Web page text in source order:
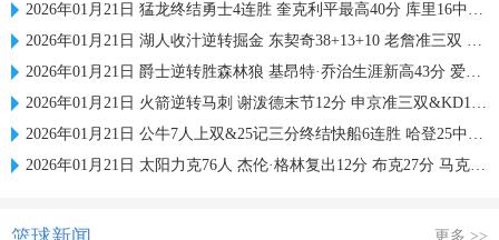
2026年01月21日 猛龙终结勇士4连胜 奎克利平最高40分 库里16中6 库明加20分
2026年01月21日 湖人收汁逆转掘金 东契奇38+13+10 老詹准三双 穆雷下半场2分
2026年01月21日 爵士逆转胜森林狼 基昂特·乔治生涯新高43分 爱德华兹38+8
2026年01月21日 火箭逆转马刺 谢泼德末节12分 申京准三双&KD18+7 文班21中5
2026年01月21日 公牛7人上双&25记三分终结快船6连胜 哈登25中9 科林斯23分
2026年01月21日 太阳力克76人 杰伦·格林复出12分 布克27分 马克西25中7
更多 >>